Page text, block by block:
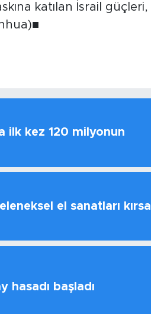
katılan İsrail güçleri,
ilk kez 120 milyonun
el sanatları kırsal
hasadı başladı